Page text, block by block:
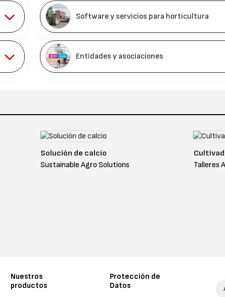
Software y servicios para horticultura
Entidades y asociaciones
Solución de calcio
Sustainable Agro Solutions
Talleres
Nuestros
productos
Protección de
Datos